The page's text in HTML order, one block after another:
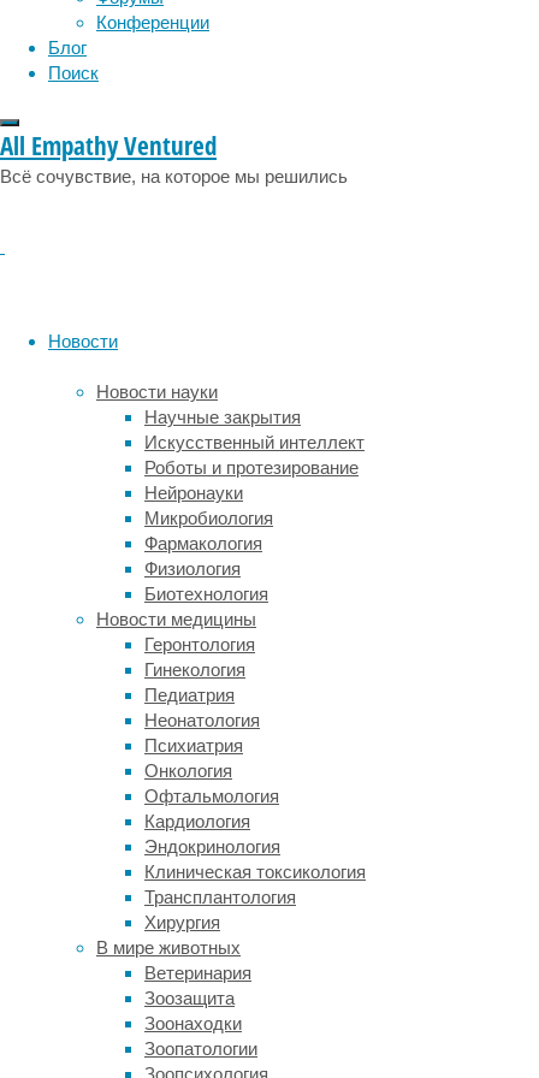
Конференции
Блог
Поиск
All Empathy Ventured
Всё сочувствие, на которое мы решились
Новости
Новости науки
Научные закрытия
Искусственный интеллект
Роботы и протезирование
Нейронауки
Микробиология
Фармакология
Физиология
Биотехнология
Новости медицины
Геронтология
Гинекология
Педиатрия
Неонатология
Психиатрия
Онкология
Офтальмология
Кардиология
Эндокринология
Клиническая токсикология
Трансплантология
Хирургия
В мире животных
Ветеринария
Зоозащита
Зоонаходки
Зоопатологии
Зоопсихология
—
это
то
на
часть
тела,
которую
они
не
могут
видеть
напрямую,
затем
помещают
животное
перед
зеркалом
наблюдают
за
его
поведением.
Если
оно
начинает
прикасаться
этому
месту
или